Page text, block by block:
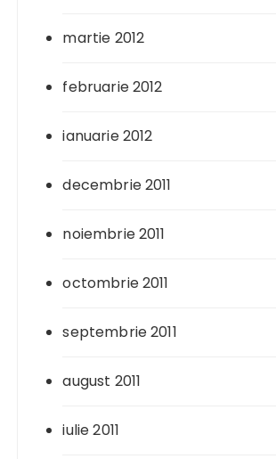
martie 2012
februarie 2012
ianuarie 2012
decembrie 2011
noiembrie 2011
octombrie 2011
septembrie 2011
august 2011
iulie 2011